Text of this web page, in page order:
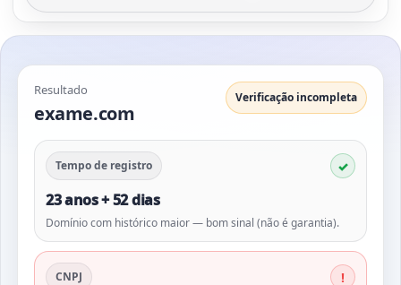
Resultado
exame.com
Verificação incompleta
Tempo de registro
23 anos + 52 dias
Domínio com histórico maior — bom sinal (não é garantia).
CNPJ